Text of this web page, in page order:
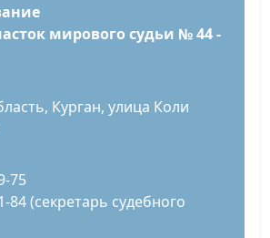
мирового судьи № 44 -
Курган, улица Коли
75
84 (секретарь судебного